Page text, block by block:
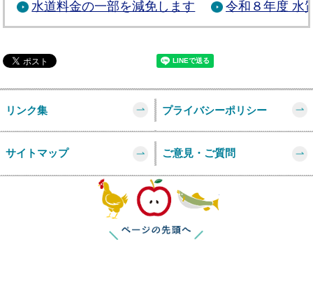
水道料金の一部を減免します 令和８年度 水
リンク集 プライバシーポリシー
サイトマップ ご意見・ご質問